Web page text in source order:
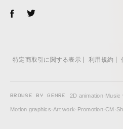
https://www.otsuka.co.jp/fib/
特定商取引に関する表示 利用規約
BROWSE BY GENRE 2D animation· Music
Motion graphics·Art work· Promotion·CM ·